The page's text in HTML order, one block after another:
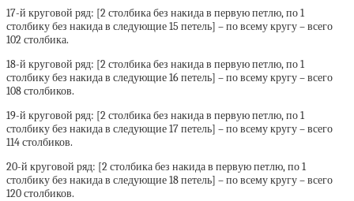
17-й круговой ряд: [2 столбика без накида в первую петлю, по 1
столбику без накида в следующие 15 петель] – по всему кругу – всего
102 столбика.
18-й круговой ряд: [2 столбика без накида в первую петлю, по 1
столбику без накида в следующие 16 петель] – по всему кругу – всего
108 столбиков.
19-й круговой ряд: [2 столбика без накида в первую петлю, по 1
столбику без накида в следующие 17 петель] – по всему кругу – всего
114 столбиков.
20-й круговой ряд: [2 столбика без накида в первую петлю, по 1
столбику без накида в следующие 18 петель] – по всему кругу – всего
120 столбиков.